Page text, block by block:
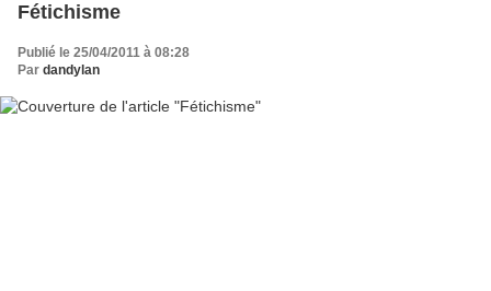
Fétichisme
Publié le 25/04/2011 à 08:28
Par dandylan